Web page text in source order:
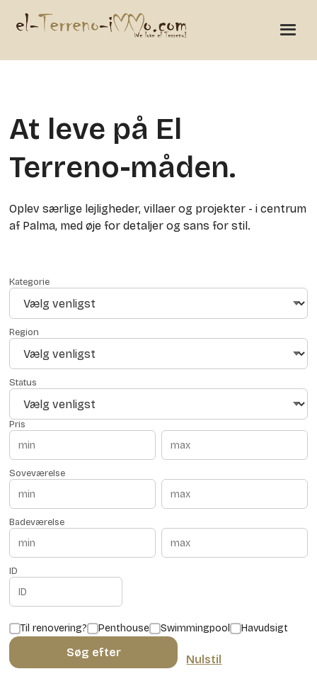
At leve på El
Terreno-måden.
Oplev særlige lejligheder, villaer og projekter - i centrum
af Palma, med øje for detaljer og sans for stil.
Kategorie
Region
Status
Pris
Soveværelse
Badeværelse
ID
Til renovering? Penthouse Swimmingpool Havudsigt
Søg efter
Nulstil